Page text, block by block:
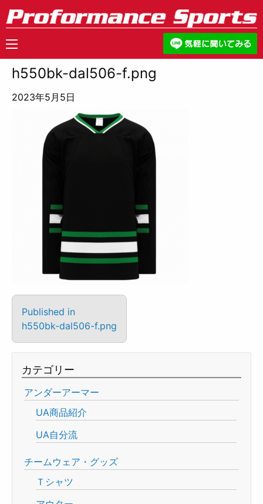
h550bk-dal506-f.png
2023年5月5日
Published in
h550bk-dal506-f.png
カテゴリー
アンダーアーマー
UA商品紹介
UA自分流
チームウェア・グッズ
Ｔシャツ